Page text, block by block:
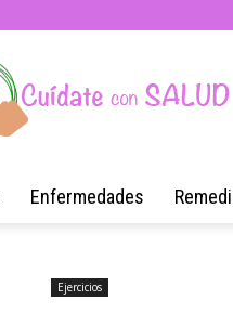
Enfermedades
Ejercicios